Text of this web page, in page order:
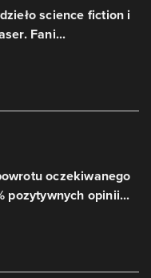
science fiction i
Fani...
oczekiwanego
pozytywnych opinii...